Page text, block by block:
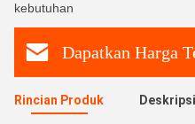
kebutuhan
Dapatkan Harga
Rincian Produk